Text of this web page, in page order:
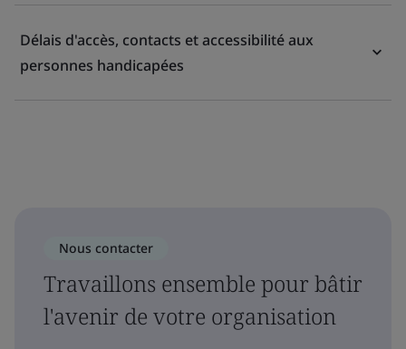
Délais d'accès, contacts et accessibilité aux
personnes handicapées
Nous contacter
Travaillons ensemble pour bâtir
l'avenir de votre organisation